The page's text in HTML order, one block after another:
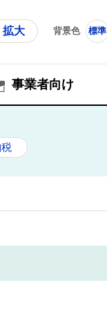
拡大 背景色 標準
事業者向け